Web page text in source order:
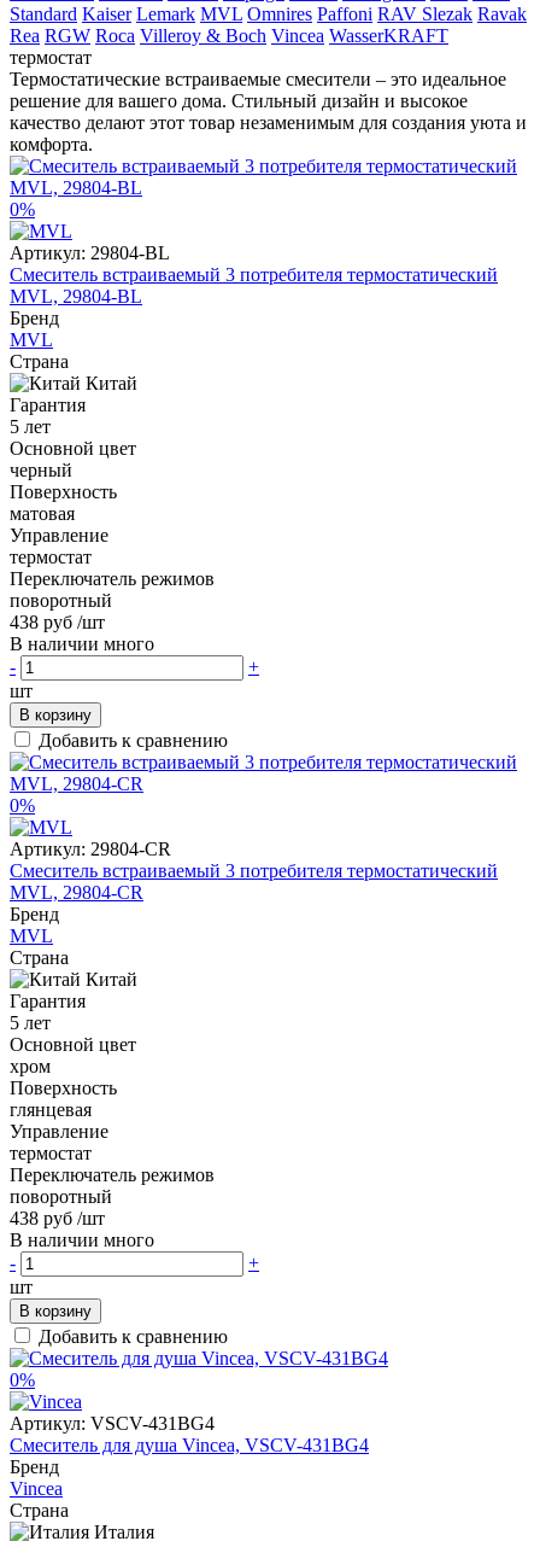
Standard Kaiser Lemark MVL Omnires Paffoni RAV Slezak Ravak
Rea RGW Roca Villeroy & Boch Vincea WasserKRAFT
термостат
Термостатические встраиваемые смесители – это идеальное
решение для вашего дома. Стильный дизайн и высокое
качество делают этот товар незаменимым для создания уюта и
комфорта.
0%
Артикул: 29804-BL
Смеситель встраиваемый 3 потребителя термостатический
MVL, 29804-BL
Бренд
MVL
Страна
Китай
Гарантия
5 лет
Основной цвет
черный
Поверхность
матовая
Управление
термостат
Переключатель режимов
поворотный
438 руб /шт
В наличии много
-
+
шт
В корзину
Добавить к сравнению
0%
Артикул: 29804-CR
Смеситель встраиваемый 3 потребителя термостатический
MVL, 29804-CR
Бренд
MVL
Страна
Китай
Гарантия
5 лет
Основной цвет
хром
Поверхность
глянцевая
Управление
термостат
Переключатель режимов
поворотный
438 руб /шт
В наличии много
-
+
шт
В корзину
Добавить к сравнению
0%
Артикул: VSCV-431BG4
Смеситель для душа Vincea, VSCV-431BG4
Бренд
Vincea
Страна
Италия